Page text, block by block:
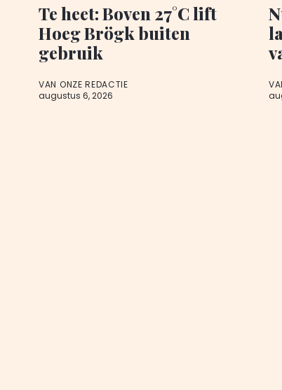
Te heet: Boven 27°C lift
Hoeg Brögk buiten
gebruik
VAN ONZE REDACTIE
augustus 6, 2026